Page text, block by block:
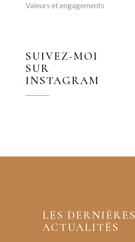
Valeurs et engagements
SUIVEZ-MOI
SUR
INSTAGRAM
LES DERNIÈRES
ACTUALITÉS